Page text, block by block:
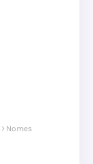
Nomes